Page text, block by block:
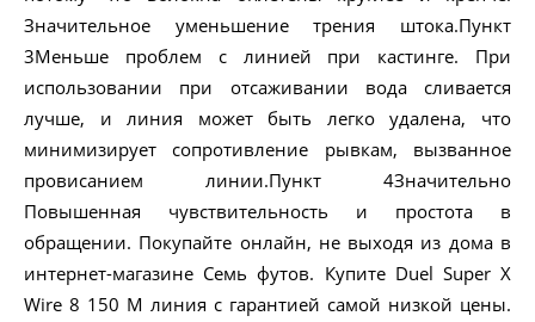
Значительное уменьшение трения штока.Пункт
3Меньше проблем с линией при кастинге. При
использовании при отсаживании вода сливается
лучше, и линия может быть легко удалена, что
минимизирует сопротивление рывкам, вызванное
провисанием линии.Пункт 4Значительно
Повышенная чувствительность и простота в
обращении. Покупайте онлайн, не выходя из дома в
интернет-магазине Семь футов. Купите Duel Super X
Wire 8 150 M линия с гарантией самой низкой цены.